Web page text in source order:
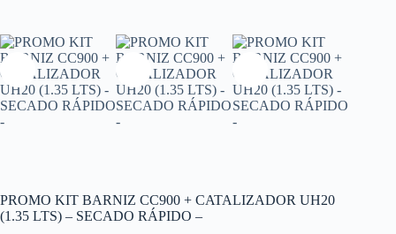
PROMO KIT BARNIZ CC900 + CATALIZADOR UH20
(1.35 LTS) – SECADO RÁPIDO –